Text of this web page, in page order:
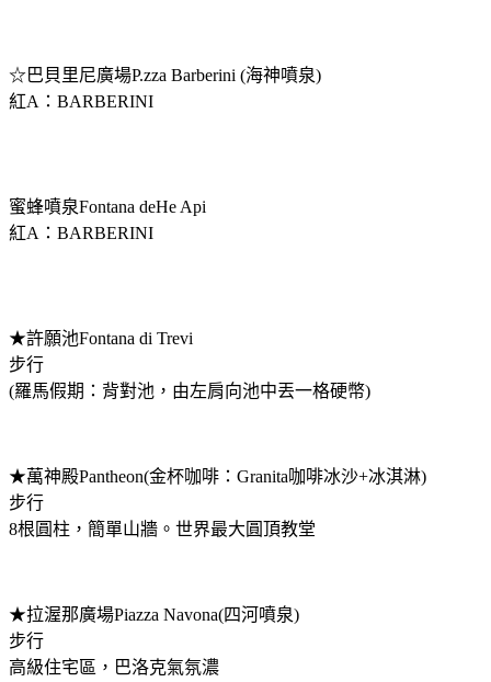
☆巴貝里尼廣場P.zza Barberini (海神噴泉)
紅A：BARBERINI
蜜蜂噴泉Fontana deHe Api
紅A：BARBERINI
★許願池Fontana di Trevi
步行
(羅馬假期：背對池，由左肩向池中丟一格硬幣)
★萬神殿Pantheon(金杯咖啡：Granita咖啡冰沙+冰淇淋)
步行
8根圓柱，簡單山牆。世界最大圓頂教堂
★拉渥那廣場Piazza Navona(四河噴泉)
步行
高級住宅區，巴洛克氣氛濃